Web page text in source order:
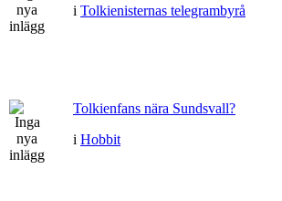
i Tolkienisternas telegrambyrå
Tolkienfans nära Sundsvall?
i Hobbit